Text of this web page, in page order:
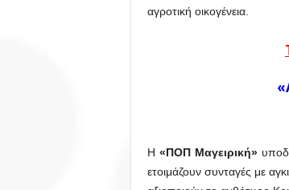
αγροτική οικογένεια.
Η «ΠΟΠ Μαγειρική»
ετοιμάζουν συνταγές με